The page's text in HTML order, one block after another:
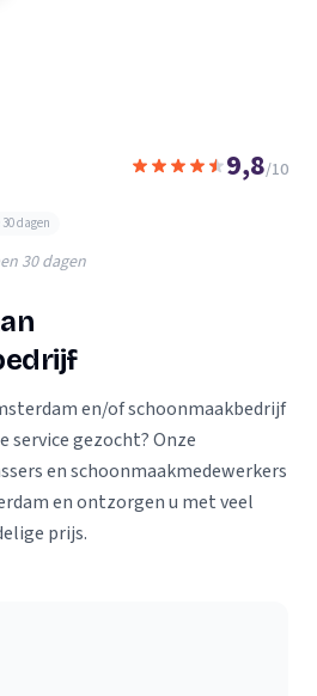
9,8/10
dagen
30 dagen
en/of schoonmaakbedrijf
service gezocht? Onze
en schoonmaakmedewerkers
en ontzorgen u met veel
prijs.